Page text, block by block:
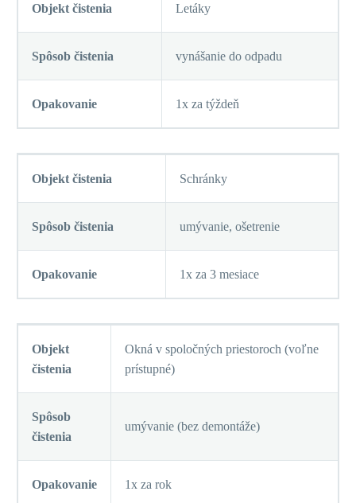
Objekt čistenia Letáky
Spôsob čistenia vynášanie do odpadu
Opakovanie 1x za týždeň
Objekt čistenia Schránky
Spôsob čistenia umývanie, ošetrenie
Opakovanie 1x za 3 mesiace
Objekt
čistenia
Okná v spoločných priestoroch (voľne
prístupné)
Spôsob
čistenia
umývanie (bez demontáže)
Opakovanie 1x za rok